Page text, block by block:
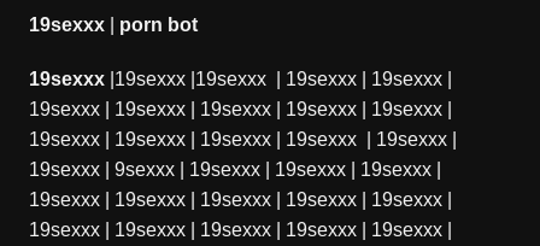
19sexxx| porn bot
19sexxx| 19sexxx| 19sexxx| 19sexxx| 19sexxx|
19sexxx| 19sexxx| 19sexxx| 19sexxx| 19sexxx|
19sexxx| 19sexxx| 19sexxx| 19sexxx| 19sexxx|
19sexxx| 9sexxx| 19sexxx| 19sexxx| 19sexxx|
19sexxx| 19sexxx| 19sexxx 19sexxx| 19sexxx
19sexxx
19sexxx 19sexxx 19sexxx 19sexxx